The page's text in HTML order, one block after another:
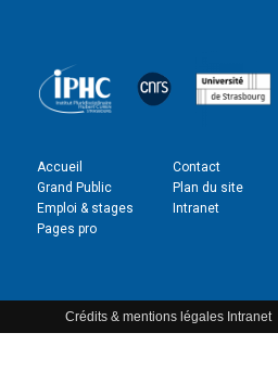
Accueil
Grand Public
Emploi & stages
Pages pro
Contact
Plan du site
Intranet
Crédits & mentions légales Intranet